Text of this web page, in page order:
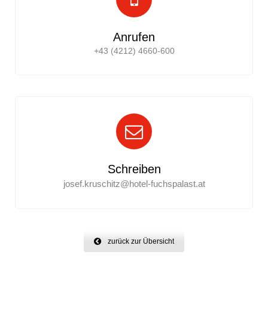
Anrufen
+43 (4212) 4660-600
Schreiben
josef.kruschitz@hotel-fuchspalast.at
zurück zur Übersicht